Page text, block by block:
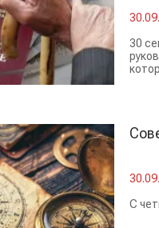
30
С